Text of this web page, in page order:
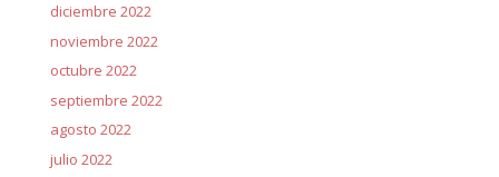
diciembre 2022
noviembre 2022
octubre 2022
septiembre 2022
agosto 2022
julio 2022